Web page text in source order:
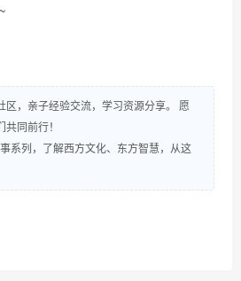
区，亲子经验交流，学习资源分享。 愿
共同前行！
系列，了解西方文化、东方智慧，从这